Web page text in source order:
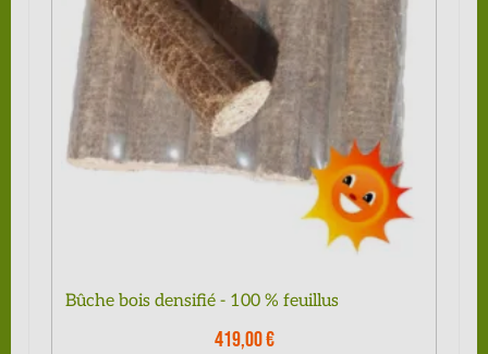
Bûche bois densifié - 100 % feuillus
419,00 €